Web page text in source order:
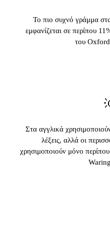
Το πιο συχνό γράμμα
εμφανίζεται σε περίπου
του
Στα αγγλικά
λέξεις, αλλά οι
χρησιμοποιούν μόνο